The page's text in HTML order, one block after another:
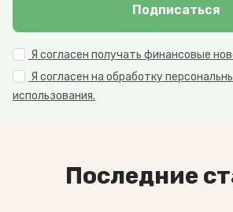
Подписаться
Я согласен получать финансовые
Я согласен на обработку
использования.
Последние